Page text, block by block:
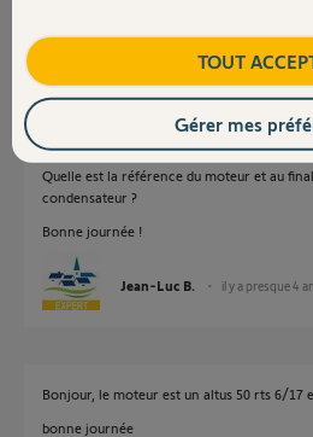
Réponses
Quelle est la référence du moteur et au
condensateur ?
Bonne journée !
Jean-Luc B. il y a presque 4
Bonjour, le moteur est un altus 50 rts 6/17
bonne journée
TOUT
Gérer mes